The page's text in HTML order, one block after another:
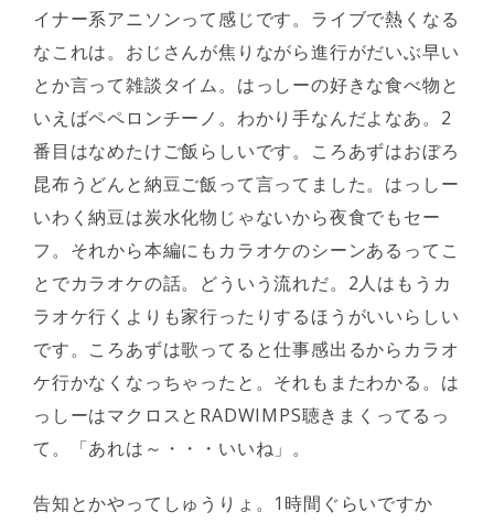
イナー系アニソンって感じです。ライブで熱くなる
なこれは。おじさんが焦りながら進行がだいぶ早い
とか言って雑談タイム。はっしーの好きな食べ物と
いえばペペロンチーノ。わかり手なんだよなあ。2
番目はなめたけご飯らしいです。ころあずはおぼろ
昆布うどんと納豆ご飯って言ってました。はっしー
いわく納豆は炭水化物じゃないから夜食でもセー
フ。それから本編にもカラオケのシーンあるってこ
とでカラオケの話。どういう流れだ。2人はもうカ
ラオケ行くよりも家行ったりするほうがいいらしい
です。ころあずは歌ってると仕事感出るからカラオ
ケ行かなくなっちゃったと。それもまたわかる。は
っしーはマクロスとRADWIMPS聴きまくってるっ
て。「あれは～・・・いいね」。
告知とかやってしゅうりょ。1時間ぐらいですか